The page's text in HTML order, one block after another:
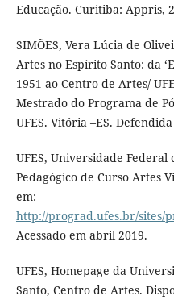
Educação. Curitiba: Appris,
SIMÕES, Vera Lúcia de
Artes no Espírito Santo: da
1951 ao Centro de Artes/
Mestrado do Programa de
UFES. Vitória –ES.
UFES, Universidade
Pedagógico de Curso Artes
em:
http://prograd.ufes.br/sites/
Acessado em abril 2019.
UFES, Homepage da
Santo, Centro de Artes.